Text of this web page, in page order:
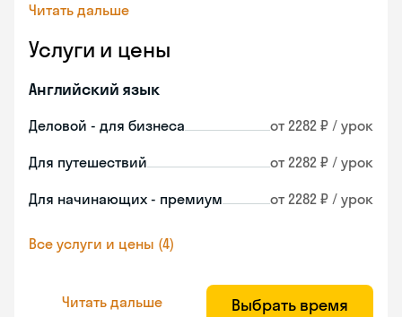
Читать дальше
Услуги и цены
Английский язык
Деловой - для бизнеса от 2282 ₽ / урок
Для путешествий от 2282 ₽ / урок
Для начинающих - премиум от 2282 ₽ / урок
Все услуги и цены (4)
Читать дальше Выбрать время